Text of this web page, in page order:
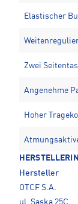
Elastischer
Zwei
Angenehme
Hoher
Hersteller
OTCF S.A.
ul. Saska 25C